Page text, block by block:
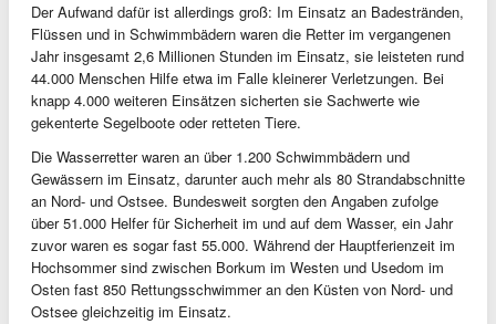
Der Aufwand dafür ist allerdings groß: Im Einsatz an Badestränden,
Flüssen und in Schwimmbädern waren die Retter im vergangenen
Jahr insgesamt 2,6 Millionen Stunden im Einsatz, sie leisteten rund
44.000 Menschen Hilfe etwa im Falle kleinerer Verletzungen. Bei
knapp 4.000 weiteren Einsätzen sicherten sie Sachwerte wie
gekenterte Segelboote oder retteten Tiere.
Die Wasserretter waren an über 1.200 Schwimmbädern und
Gewässern im Einsatz, darunter auch mehr als 80 Strandabschnitte
an Nord- und Ostsee. Bundesweit sorgten den Angaben zufolge
über 51.000 Helfer für Sicherheit im und auf dem Wasser, ein Jahr
zuvor waren es sogar fast 55.000. Während der Hauptferienzeit im
Hochsommer sind zwischen Borkum im Westen und Usedom im
Osten fast 850 Rettungsschwimmer an den Küsten von Nord- und
Ostsee gleichzeitig im Einsatz.